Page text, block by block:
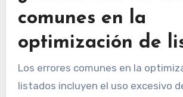
comunes en la
optimización de
Los errores comunes en la
listados incluyen el uso excesivo